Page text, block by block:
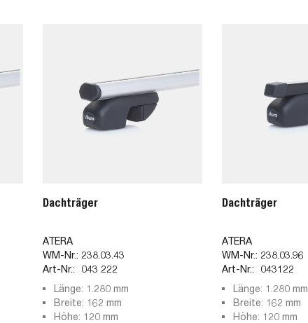
Dachträger
ATERA
WM-Nr.: 238.03.43
Art-Nr.:
043 222
Länge: 1.280 mm
Breite: 162 mm
Höhe: 120 mm
Dachträger
ATERA
WM-Nr.: 238.03.96
Art-Nr.:
043122
Länge: 1.280 mm
Breite: 162 mm
Höhe: 120 mm